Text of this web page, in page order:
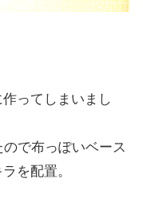
ってしまいまし
で布っぽいベース
を配置。